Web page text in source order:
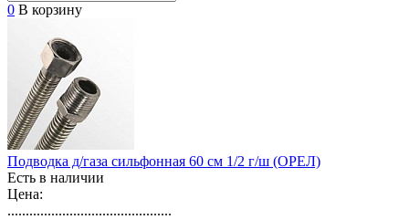
0 В корзину
Подводка д/газа сильфонная 60 см 1/2 г/ш (ОРЕЛ)
Есть в наличии
Цена:
.............................................